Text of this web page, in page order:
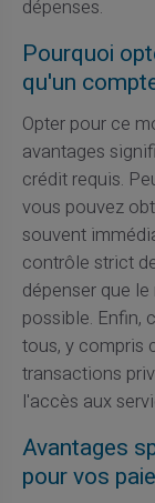
dépenses.
Pourquoi
qu'un
Opter pour ce
avantages
crédit requis.
vous pouvez
souvent
contrôle strict
dépenser que
possible. Enfin,
tous, y compris
transactions
l'accès aux
Avantages
pour vos